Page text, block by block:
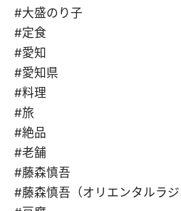
#大盛のり子
#定食
#愛知
#愛知県
#料理
#旅
#絶品
#老舗
#藤森慎吾
#藤森慎吾（オリエンタルラジ